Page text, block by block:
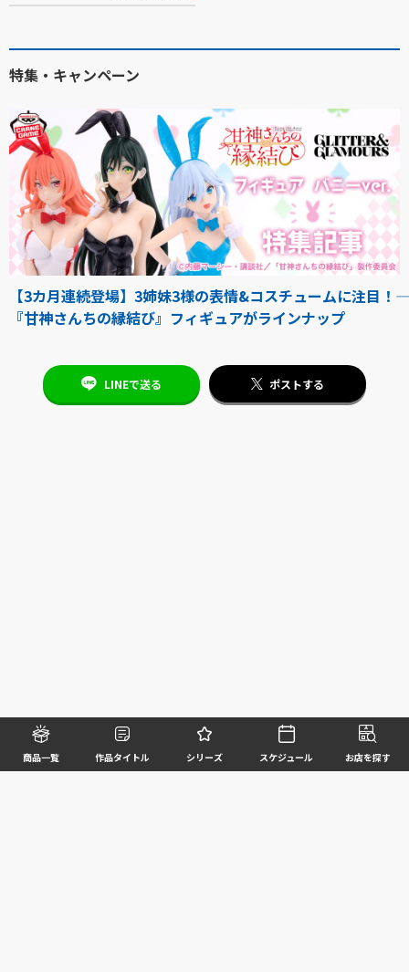
商品一覧 作品タイトル シリーズ スケジュール お店を探す
特集・キャンペーン
【3カ月連続登場】3姉妹3様の表情&コスチュームに注目！――
『甘神さんちの縁結び』フィギュアがラインナップ
LINEで送る ポストする